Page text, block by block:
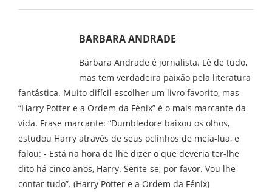
BARBARA ANDRADE
Bárbara Andrade é jornalista. Lê de tudo,
mas tem verdadeira paixão pela literatura
fantástica. Muito difícil escolher um livro favorito, mas
“Harry Potter e a Ordem da Fénix” é o mais marcante da
vida. Frase marcante: “Dumbledore baixou os olhos,
estudou Harry através de seus oclinhos de meia-lua, e
falou: - Está na hora de lhe dizer o que deveria ter-lhe
dito há cinco anos, Harry. Sente-se, por favor. Vou lhe
contar tudo”. (Harry Potter e a Ordem da Fénix)